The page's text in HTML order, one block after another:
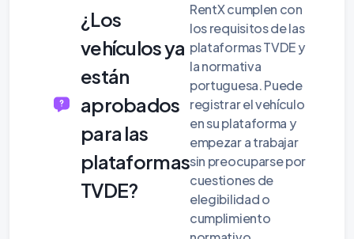
¿Los
vehículos ya
están
aprobados
para las
plataformas
TVDE?
RentX cumplen con
los requisitos de las
plataformas TVDE y
la normativa
portuguesa. Puede
registrar el vehículo
en su plataforma y
empezar a trabajar
sin preocuparse por
cuestiones de
elegibilidad o
cumplimiento